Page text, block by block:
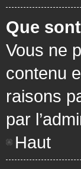
Que
Vous ne
contenu
raisons
par
Haut